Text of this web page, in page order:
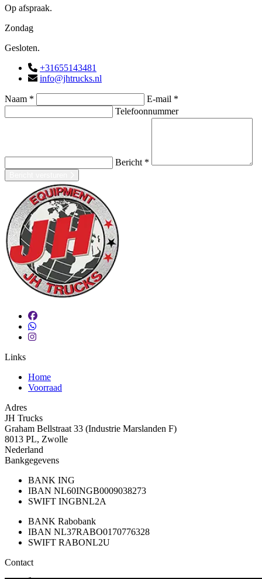
Op afspraak.
Zondag
Gesloten.
+31655143481
info@jhtrucks.nl
Naam *
E-mail *
Telefoonnummer
Bericht *
Links
Home
Voorraad
Adres
JH Trucks
Graham Bellstraat 33 (Industrie Marslanden F)
8013 PL, Zwolle
Nederland
Bankgegevens
BANK ING
IBAN NL60INGB0009038273
SWIFT INGBNL2A
BANK Rabobank
IBAN NL37RABO0170776328
SWIFT RABONL2U
Contact